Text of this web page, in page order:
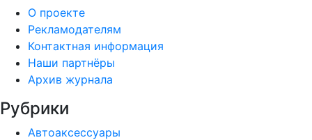
О проекте
Рекламодателям
Контактная информация
Наши партнёры
Архив журнала
Рубрики
Автоаксессуары